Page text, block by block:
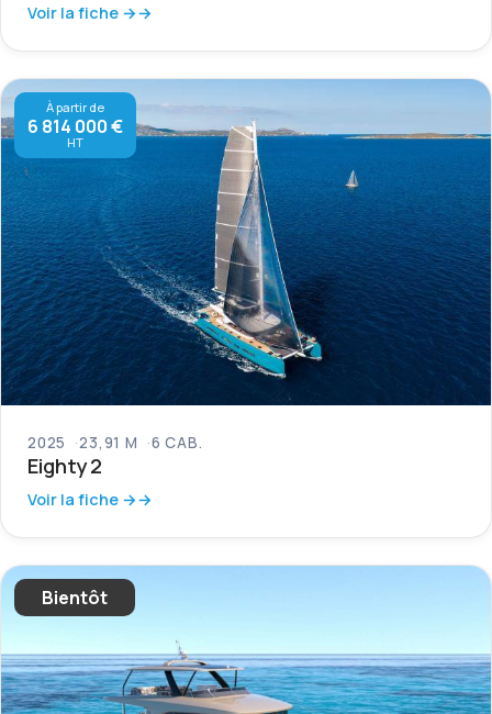
Voir la fiche →
À partir de
6 814 000 €
HT
2025 23,91 M 6 CAB.
Eighty 2
Voir la fiche →
Bientôt